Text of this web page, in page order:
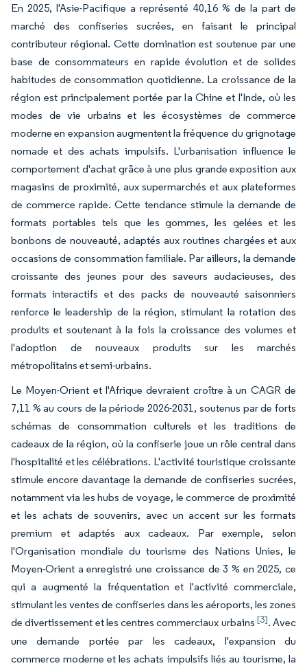
En 2025, l'Asie-Pacifique a représenté 40,16 % de la part de
marché des confiseries sucrées, en faisant le principal
contributeur régional. Cette domination est soutenue par une
base de consommateurs en rapide évolution et de solides
habitudes de consommation quotidienne. La croissance de la
région est principalement portée par la Chine et l'Inde, où les
modes de vie urbains et les écosystèmes de commerce
moderne en expansion augmentent la fréquence du grignotage
nomade et des achats impulsifs. L'urbanisation influence le
comportement d'achat grâce à une plus grande exposition aux
magasins de proximité, aux supermarchés et aux plateformes
de commerce rapide. Cette tendance stimule la demande de
formats portables tels que les gommes, les gelées et les
bonbons de nouveauté, adaptés aux routines chargées et aux
occasions de consommation familiale. Par ailleurs, la demande
croissante des jeunes pour des saveurs audacieuses, des
formats interactifs et des packs de nouveauté saisonniers
renforce le leadership de la région, stimulant la rotation des
produits et soutenant à la fois la croissance des volumes et
l'adoption de nouveaux produits sur les marchés
métropolitains et semi-urbains.
Le Moyen-Orient et l'Afrique devraient croître à un CAGR de
7,11 % au cours de la période 2026-2031, soutenus par de forts
schémas de consommation culturels et les traditions de
cadeaux de la région, où la confiserie joue un rôle central dans
l'hospitalité et les célébrations. L'activité touristique croissante
stimule encore davantage la demande de confiseries sucrées,
notamment via les hubs de voyage, le commerce de proximité
et les achats de souvenirs, avec un accent sur les formats
premium et adaptés aux cadeaux. Par exemple, selon
l'Organisation mondiale du tourisme des Nations Unies, le
Moyen-Orient a enregistré une croissance de 3 % en 2025, ce
qui a augmenté la fréquentation et l'activité commerciale,
stimulant les ventes de confiseries dans les aéroports, les zones
de divertissement et les centres commerciaux urbains [3]. Avec
une demande portée par les cadeaux, l'expansion du
commerce moderne et les achats impulsifs liés au tourisme, la